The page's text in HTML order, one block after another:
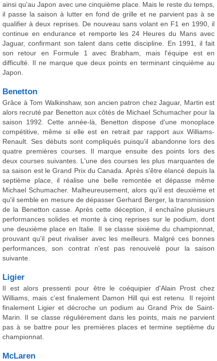
ainsi qu'au Japon avec une cinquième place. Mais le reste du temps,
il passe la saison à lutter en fond de grille et ne parvient pas à se
qualifier à deux reprises. De nouveau sans volant en F1 en 1990, il
continue en endurance et remporte les 24 Heures du Mans avec
Jaguar, confirmant son talent dans cette discipline. En 1991, il fait
son retour en Formule 1 avec Brabham, mais l'équipe est en
difficulté. Il ne marque que deux points en terminant cinquième au
Japon.
Benetton
Grâce à Tom Walkinshaw, son ancien patron chez Jaguar, Martin est
alors recruté par Benetton aux côtés de Michael Schumacher pour la
saison 1992. Cette année-là, Benetton dispose d'une monoplace
compétitive, même si elle est en retrait par rapport aux Williams-
Renault. Ses débuts sont compliqués puisqu'il abandonne lors des
quatre premières courses. Il marque ensuite des points lors des
deux courses suivantes. L'une des courses les plus marquantes de
sa saison est le Grand Prix du Canada. Après s'être élancé depuis la
septième place, il réalise une belle remontée et dépasse même
Michael Schumacher. Malheureusement, alors qu'il est deuxième et
qu'il semble en mesure de dépasser Gerhard Berger, la transmission
de la Benetton casse. Après cette déception, il enchaîne plusieurs
performances solides et monte à cinq reprises sur le podium, dont
une deuxième place en Italie. Il se classe sixième du championnat,
prouvant qu'il peut rivaliser avec les meilleurs. Malgré ces bonnes
performances, son contrat n'est pas renouvelé pour la saison
suivante.
Ligier
Il est alors pressenti pour être le coéquipier d'Alain Prost chez
Williams, mais c'est finalement Damon Hill qui est retenu. Il rejoint
finalement Ligier et décroche un podium au Grand Prix de Saint-
Marin. Il se classe régulièrement dans les points, mais ne parvient
pas à se battre pour les premières places et termine septième du
championnat.
McLaren